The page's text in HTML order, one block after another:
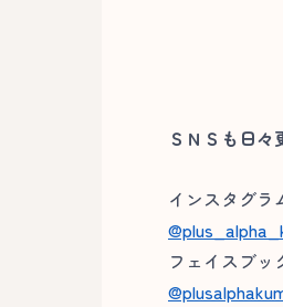
ＳＮＳも
インスタグラ
フェイスブッ